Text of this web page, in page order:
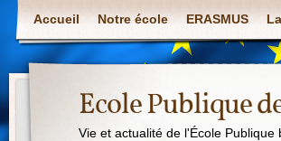
Accueil Notre école ERASMUS
Ecole Publique
Vie et actualité de l'École Publique